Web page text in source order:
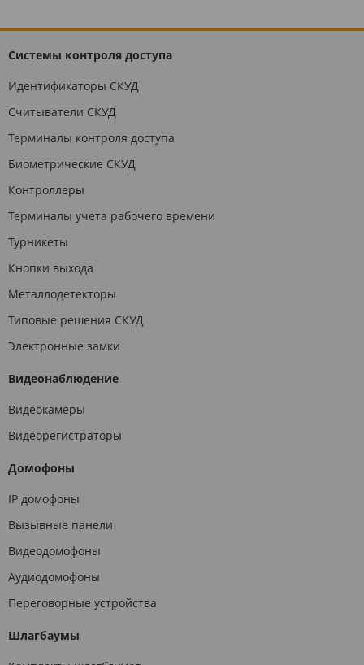
Системы контроля доступа
Идентификаторы СКУД
Считыватели СКУД
Терминалы контроля доступа
Биометрические СКУД
Контроллеры
Терминалы учета рабочего времени
Турникеты
Кнопки выхода
Металлодетекторы
Типовые решения СКУД
Электронные замки
Видеонаблюдение
Видеокамеры
Видеорегистраторы
Домофоны
IP домофоны
Вызывные панели
Видеодомофоны
Аудиодомофоны
Переговорные устройства
Шлагбаумы